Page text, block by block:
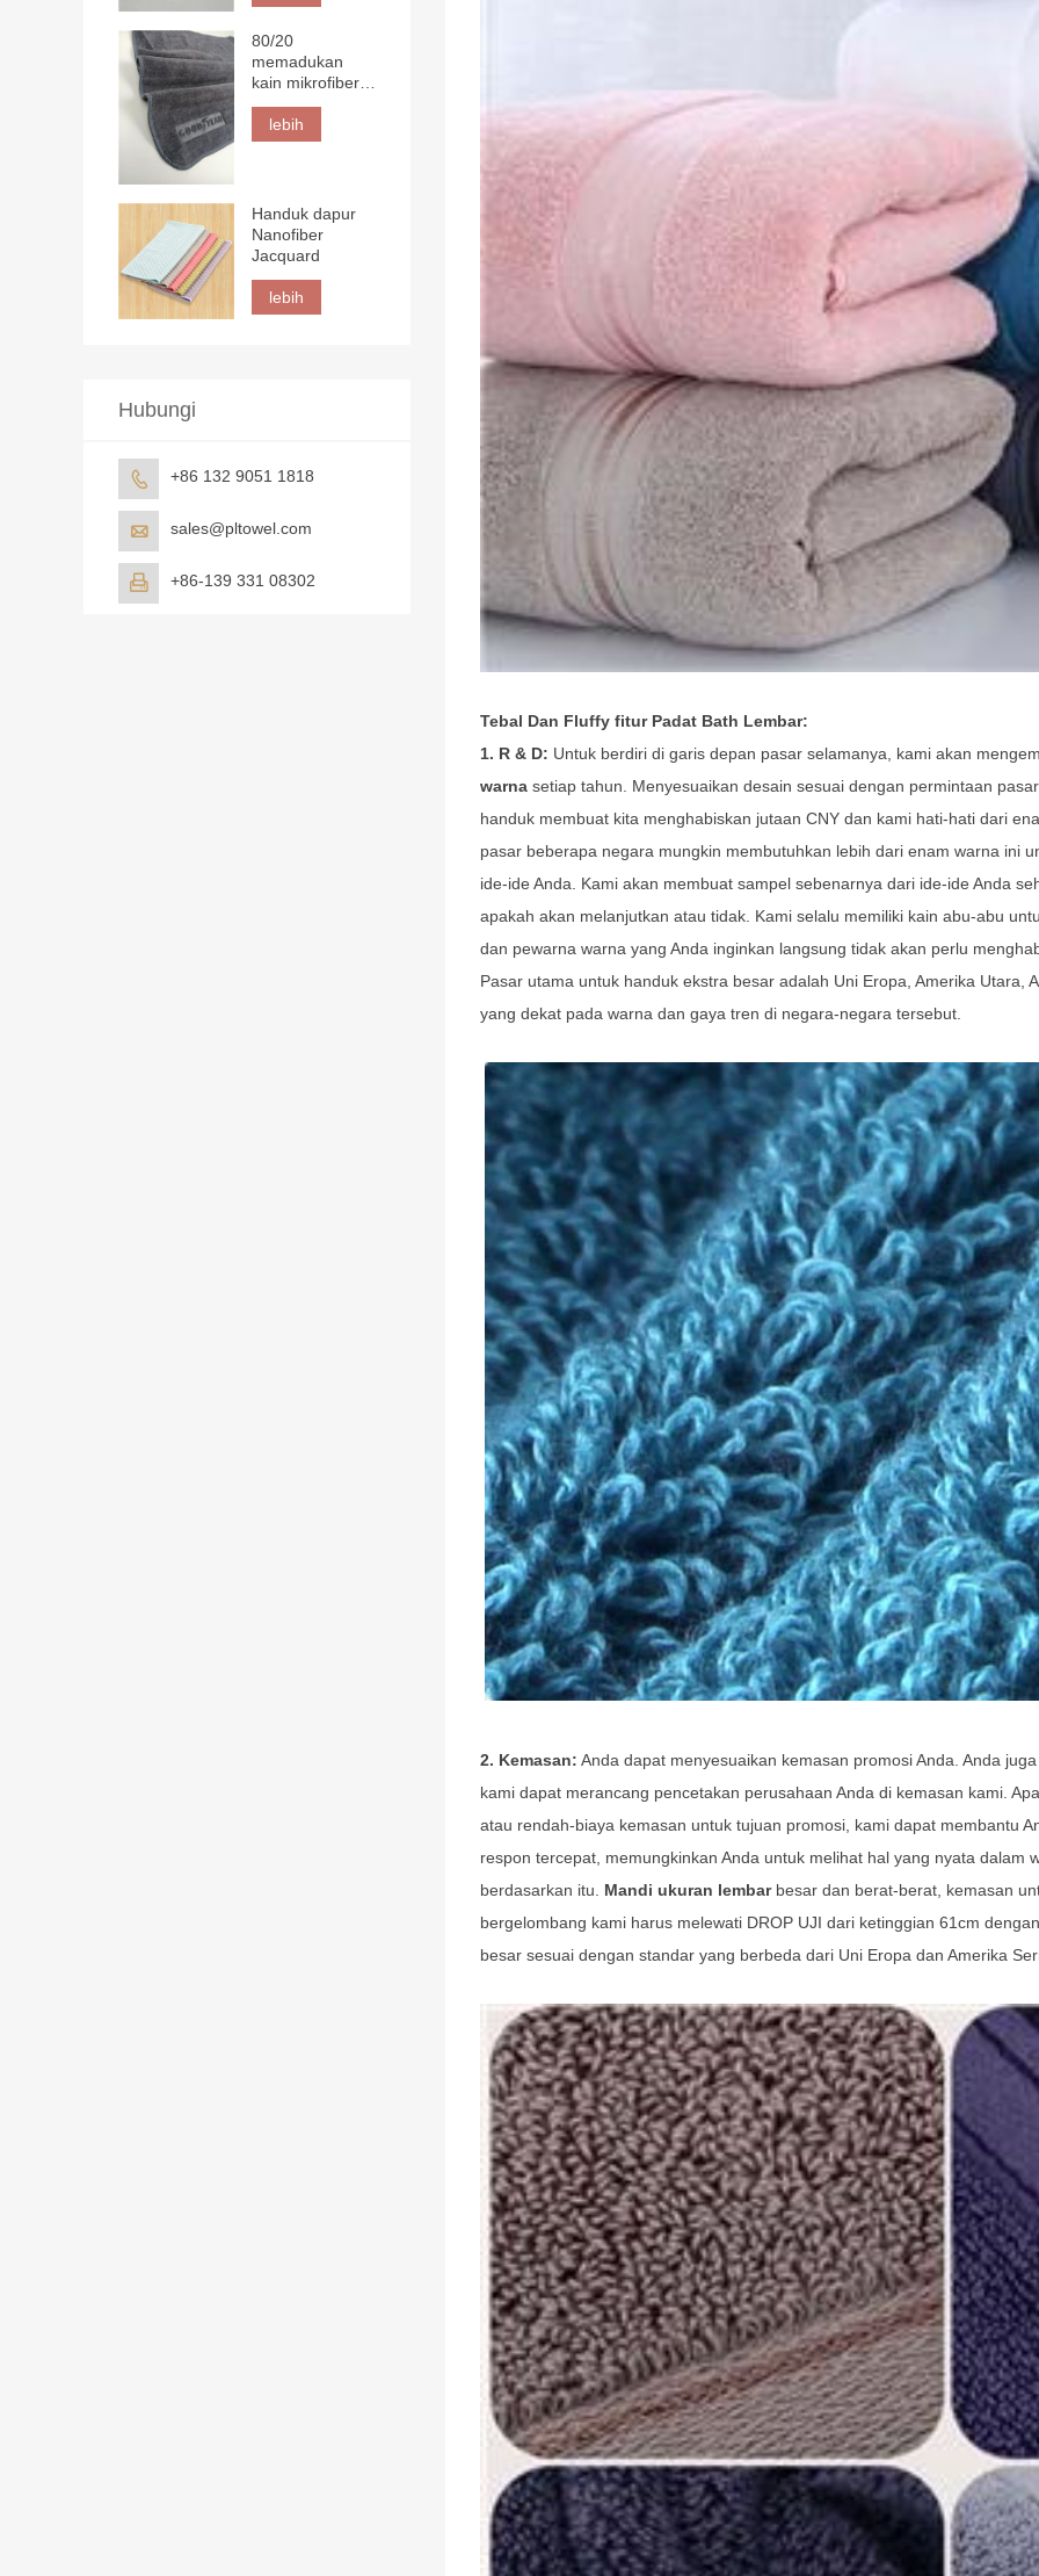
Tebal Dan Fluffy fitur Padat Bath Lembar:
1. R & D: Untuk berdiri di garis depan pasar selamanya, kami akan
warna setiap tahun. Menyesuaikan desain sesuai dengan permintaan
handuk membuat kita menghabiskan jutaan CNY dan kami hati-hati dari
pasar beberapa negara mungkin membutuhkan lebih dari enam warna ini
ide-ide Anda. Kami akan membuat sampel sebenarnya dari ide-ide Anda
apakah akan melanjutkan atau tidak. Kami selalu memiliki kain abu-abu
dan pewarna warna yang Anda inginkan langsung tidak akan perlu
Pasar utama untuk handuk ekstra besar adalah Uni Eropa, Amerika Utara,
yang dekat pada warna dan gaya tren di negara-negara tersebut.
2. Kemasan: Anda dapat menyesuaikan kemasan promosi Anda. Anda
kami dapat merancang pencetakan perusahaan Anda di kemasan kami.
atau rendah-biaya kemasan untuk tujuan promosi, kami dapat membantu
respon tercepat, memungkinkan Anda untuk melihat hal yang nyata dalam
berdasarkan itu. Mandi ukuran lembarbesar dan berat-berat, kemasan
bergelombang kami harus melewati DROP UJI dari ketinggian 61cm
besar sesuai dengan standar yang berbeda dari Uni Eropa dan Amerika
80/20
memadukan
kain mikrofiber
kepadatan tinggi
dengan logo 3D
lebih
Handuk dapur
Nanofiber
Jacquard
lebih
Hubungi
 +86 132 9051 1818
 sales@pltowel.com
 +86-139 331 08302